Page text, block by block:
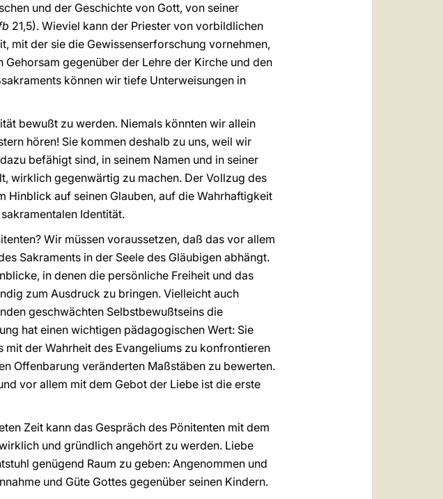
und der Geschichte von Gott, von seiner
21,5). Wieviel kann der Priester von vorbildlichen
mit der sie die Gewissenserforschung vornehmen,
gegenüber der Lehre der Kirche und den
können wir tiefe Unterweisungen in
bewußt zu werden. Niemals könnten wir allein
hören! Sie kommen deshalb zu uns, weil wir
befähigt sind, in seinem Namen und in seiner
wirklich gegenwärtig zu machen. Der Vollzug des
Hinblick auf seinen Glauben, auf die Wahrhaftigkeit
Identität.
Wir müssen voraussetzen, daß das vor allem
Sakraments in der Seele des Gläubigen abhängt.
in denen die persönliche Freiheit und das
zum Ausdruck zu bringen. Vielleicht auch
geschwächten Selbstbewußtseins die
hat einen wichtigen pädagogischen Wert: Sie
der Wahrheit des Evangeliums zu konfrontieren
Offenbarung veränderten Maßstäben zu bewerten.
vor allem mit dem Gebot der Liebe ist die erste
Zeit kann das Gespräch des Pönitenten mit dem
und gründlich angehört zu werden. Liebe
genügend Raum zu geben: Angenommen und
und Güte Gottes gegenüber seinen Kindern.